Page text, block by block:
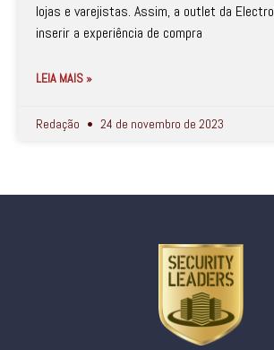
lojas e varejistas. Assim, a outlet da
inserir a experiência de compra
LEIA MAIS »
Redação 24 de novembro de 2023